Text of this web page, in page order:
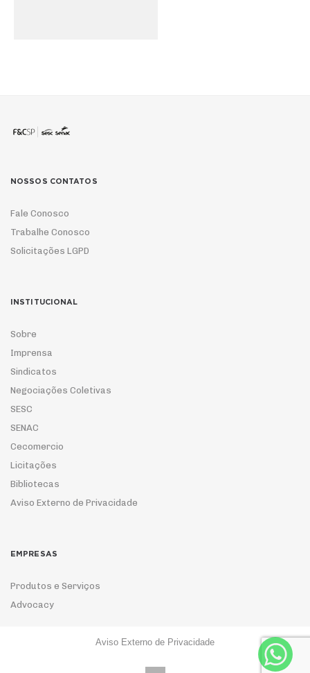
NOSSOS CONTATOS
Fale Conosco
Trabalhe Conosco
Solicitações LGPD
INSTITUCIONAL
Sobre
Imprensa
Sindicatos
Negociações Coletivas
SESC
SENAC
Cecomercio
Licitações
Bibliotecas
Aviso Externo de Privacidade
EMPRESAS
Produtos e Serviços
Advocacy
Aviso Externo de Privacidade